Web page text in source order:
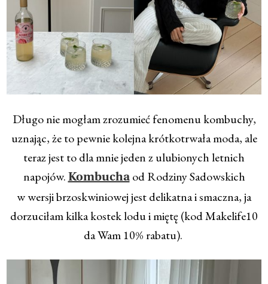
Długo nie mogłam zrozumieć fenomenu kombuchy,
uznając, że to pewnie kolejna krótkotrwała moda, ale
teraz jest to dla mnie jeden z ulubionych letnich
napojów. Kombuchaod Rodziny Sadowskich
w wersji brzoskwiniowej jest delikatna i smaczna, ja
dorzuciłam kilka kostek lodu i miętę (kod Makelife10
da Wam 10% rabatu).